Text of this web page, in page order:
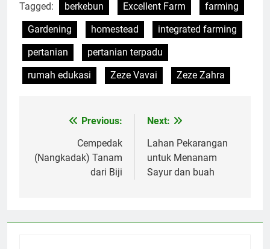
Tagged: berkebun Excellent Farm
farming
Gardening
homestead
integrated farming
pertanian
pertanian terpadu
rumah edukasi
Zeze Vavai Zeze Zahra
navigation
Previous:
Cempedak
(Nangkadak) Tanam
dari Biji
Next:
Lahan Pekarangan
untuk Menanam
Sayur dan buah